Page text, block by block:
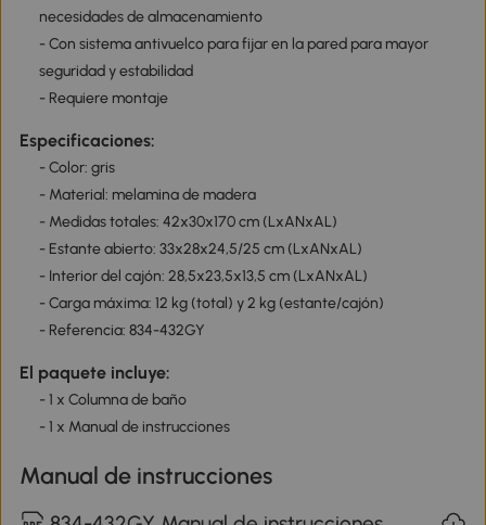
necesidades de almacenamiento
- Con sistema antivuelco para fijar en la pared para mayor
seguridad y estabilidad
- Requiere montaje
Especificaciones:
- Color: gris
- Material: melamina de madera
- Medidas totales: 42x30x170 cm (LxANxAL)
- Estante abierto: 33x28x24,5/25 cm (LxANxAL)
- Interior del cajón: 28,5x23,5x13,5 cm (LxANxAL)
- Carga máxima: 12 kg (total) y 2 kg (estante/cajón)
- Referencia: 834-432GY
El paquete incluye:
- 1 x Columna de baño
- 1 x Manual de instrucciones
Manual de instrucciones